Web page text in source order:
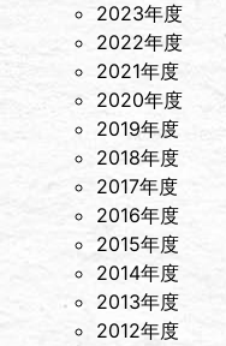
2023年度
2022年度
2021年度
2020年度
2019年度
2018年度
2017年度
2016年度
2015年度
2014年度
2013年度
2012年度